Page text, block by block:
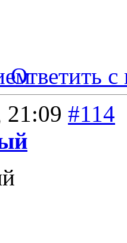
Ответить с
21:09 #114